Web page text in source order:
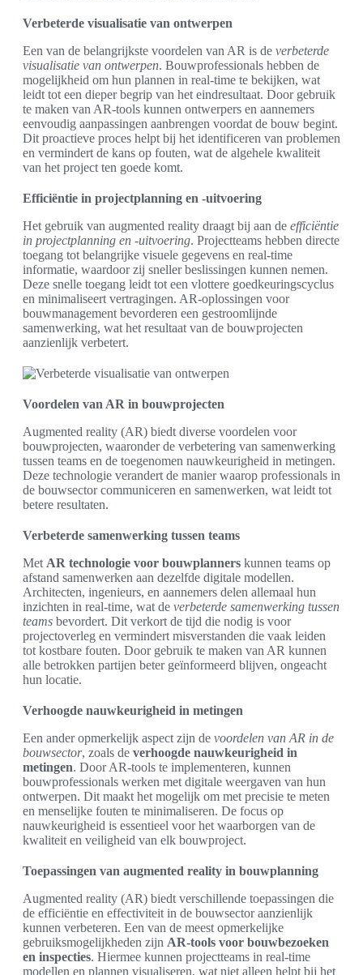
Verbeterde visualisatie van ontwerpen
Een van de belangrijkste voordelen van AR is de verbeterde
visualisatie van ontwerpen. Bouwprofessionals hebben de
mogelijkheid om hun plannen in real-time te bekijken, wat
leidt tot een dieper begrip van het eindresultaat. Door gebruik
te maken van AR-tools kunnen ontwerpers en aannemers
eenvoudig aanpassingen aanbrengen voordat de bouw begint.
Dit proactieve proces helpt bij het identificeren van problemen
en vermindert de kans op fouten, wat de algehele kwaliteit
van het project ten goede komt.
Efficiëntie in projectplanning en -uitvoering
Het gebruik van augmented reality draagt bij aan de efficiëntie
in projectplanning en -uitvoering. Projectteams hebben directe
toegang tot belangrijke visuele gegevens en real-time
informatie, waardoor zij sneller beslissingen kunnen nemen.
Deze snelle toegang leidt tot een vlottere goedkeuringscyclus
en minimaliseert vertragingen. AR-oplossingen voor
bouwmanagement bevorderen een gestroomlijnde
samenwerking, wat het resultaat van de bouwprojecten
aanzienlijk verbetert.
Voordelen van AR in bouwprojecten
Augmented reality (AR) biedt diverse voordelen voor
bouwprojecten, waaronder de verbetering van samenwerking
tussen teams en de toegenomen nauwkeurigheid in metingen.
Deze technologie verandert de manier waarop professionals in
de bouwsector communiceren en samenwerken, wat leidt tot
betere resultaten.
Verbeterde samenwerking tussen teams
Met AR technologie voor bouwplanners kunnen teams op
afstand samenwerken aan dezelfde digitale modellen.
Architecten, ingenieurs, en aannemers delen allemaal hun
inzichten in real-time, wat de verbeterde samenwerking tussen
teams bevordert. Dit verkort de tijd die nodig is voor
projectoverleg en vermindert misverstanden die vaak leiden
tot kostbare fouten. Door gebruik te maken van AR kunnen
alle betrokken partijen beter geïnformeerd blijven, ongeacht
hun locatie.
Verhoogde nauwkeurigheid in metingen
Een ander opmerkelijk aspect zijn de voordelen van AR in de
bouwsector, zoals de verhoogde nauwkeurigheid in
metingen. Door AR-tools te implementeren, kunnen
bouwprofessionals werken met digitale weergaven van hun
ontwerpen. Dit maakt het mogelijk om met precisie te meten
en menselijke fouten te minimaliseren. De focus op
nauwkeurigheid is essentieel voor het waarborgen van de
kwaliteit en veiligheid van elk bouwproject.
Toepassingen van augmented reality in bouwplanning
Augmented reality (AR) biedt verschillende toepassingen die
de efficiëntie en effectiviteit in de bouwsector aanzienlijk
kunnen verbeteren. Een van de meest opmerkelijke
gebruiksmogelijkheden zijn AR-tools voor bouwbezoeken
en inspecties. Hiermee kunnen projectteams in real-time
modellen en plannen visualiseren, wat niet alleen helpt bij het